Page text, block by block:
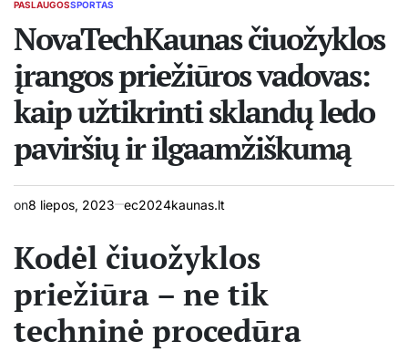
POSTED
PASLAUGOSSPORTAS
NovaTechKaunas čiuožyklos
įrangos priežiūros vadovas:
kaip užtikrinti sklandų ledo
paviršių ir ilgaamžiškumą
on8 liepos, 2023 ec2024kaunas.lt
Kodėl čiuožyklos
priežiūra – ne tik
techninė procedūra